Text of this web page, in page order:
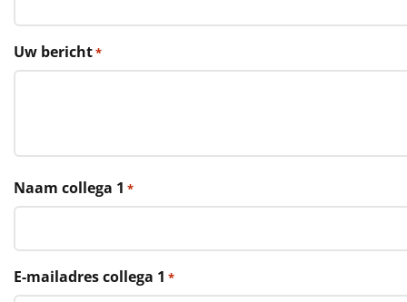
Thema
Rituals
Luxe
Mannen
Vrouwen
Uw bericht*
Naam collega 1 *
E-mailadres collega 1 *